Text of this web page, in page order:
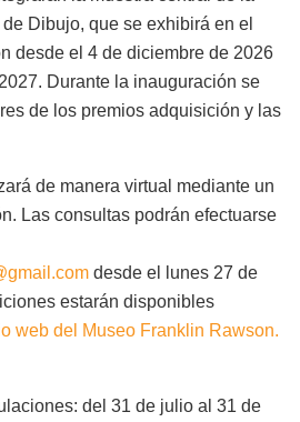
Dibujo, que se exhibirá en el
desde el 4 de diciembre de 2026
Durante la inauguración se
de los premios adquisición y las
de manera virtual mediante un
Las consultas podrán efectuarse
desde el lunes 27 de
estarán disponibles
web del Museo Franklin Rawson.
del 31 de julio al 31 de